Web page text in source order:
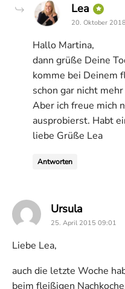
Lea says:
20. Oktober
Hallo Martina,
dann grüße Deine
komme bei Deinem
schon gar nicht
Aber ich freue mich
ausprobierst. Habt
liebe Grüße Lea
Antworten
Ursula
25. April 2015 09:01
Liebe Lea,
auch die letzte Woche
beim fleißigen